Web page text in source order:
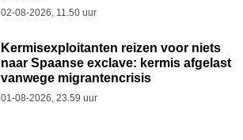
02-08-2026, 11.50 uur
Kermisexploitanten reizen voor niets
naar Spaanse exclave: kermis afgelast
vanwege migrantencrisis
01-08-2026, 23.59 uur